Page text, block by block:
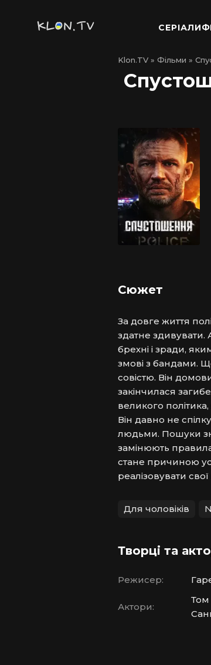
СЕРІАЛИ
Klon.TV » Фільми »
Сюжет
За довге життя
здатне
брехні і зради,
змові з бандами.
совістю. Він
закінчилася
великого
Він давно не
людьми. Пошуки
замінюють
стане причиною
реалізовувати
Для чоловіків
Творці та
Режисер:
Актори:
Том